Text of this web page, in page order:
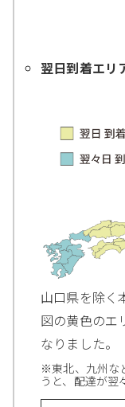
翌日到着エリ
山口県を除く
図の黄色のエ
なりました。
※東北、九州な
うと、配達が翌